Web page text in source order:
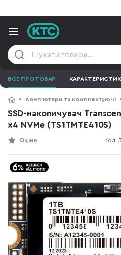
ВСЕ ПРО ТОВАР
Компʼютери та комплектуючі
SSD-накопичувач
x4 NVMe (TS1TMTE410S)
Код:
Оціни